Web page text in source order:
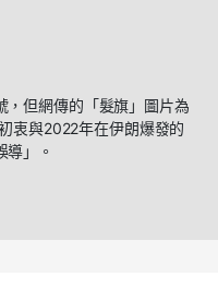
，但網傳的「髮旗」圖片為
衷與2022年在伊朗爆發的
」。